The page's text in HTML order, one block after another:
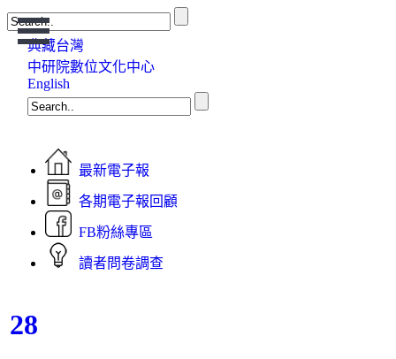
Open
Menu
典藏台灣
中研院數位文化中心
English
最新電子報
各期電子報回顧
FB粉絲專區
讀者問卷調查
28